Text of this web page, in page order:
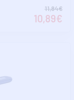
11,84€
10,89€